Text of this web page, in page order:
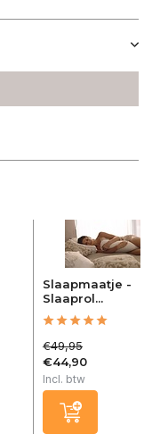
Slaapmaatje -
Slaaprol...
€49,95
€44,90
Incl. btw